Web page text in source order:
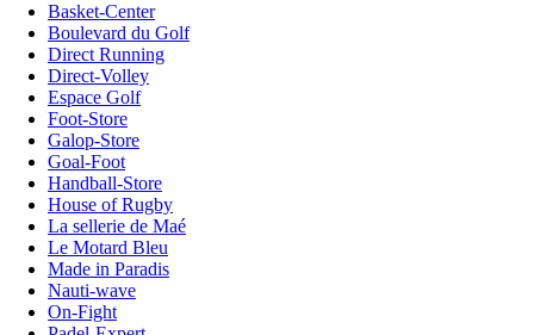
Basket-Center
Boulevard du Golf
Direct Running
Direct-Volley
Espace Golf
Foot-Store
Galop-Store
Goal-Foot
Handball-Store
House of Rugby
La sellerie de Maé
Le Motard Bleu
Made in Paradis
Nauti-wave
On-Fight